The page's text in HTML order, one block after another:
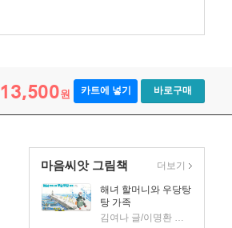
13,500원 카트에 넣기 바로구매
마음씨앗 그림책
해녀 할머니와 우당탕
탕 가족
김여나 글/이명환 그림
더보기